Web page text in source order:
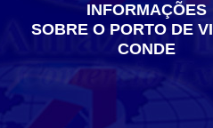
INFORMAÇÕES
SOBRE O PORTO DE
CONDE